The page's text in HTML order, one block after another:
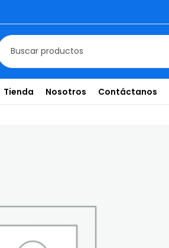
Tienda Nosotros Contáctanos